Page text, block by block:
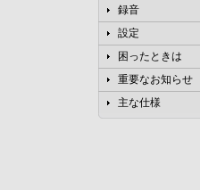
録音
設定
困ったときは
重要なお知らせ
主な仕様